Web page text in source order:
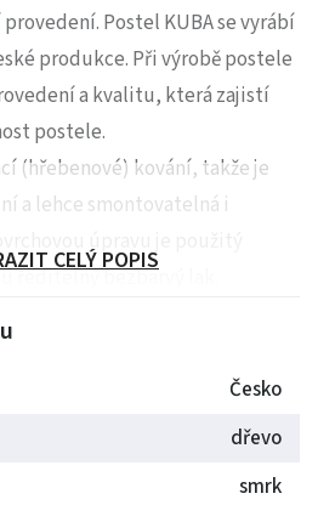
Postel KUBA se vyrábí
produkce. Při výrobě postele
a kvalitu, která zajistí
postele.
(hřebenové) kování, takže je
a lehce smontovatelná i
úpravu je použitý
ředitelný bezbarvý lak.
které je za příplatek.
110, 120 cm
. Nabízíme také
Základní výška bočnice
vyvýšený typ (v.
CELÝ POPIS
Česko
dřevo
smrk